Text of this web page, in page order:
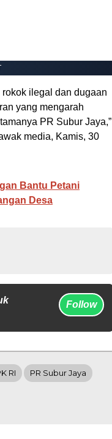
ilegal dan dugaan
yang mengarah
PR Subur Jaya,”
media, Kamis, 30
Bantu Petani
Desa
Follow
RI PR Subur Jaya